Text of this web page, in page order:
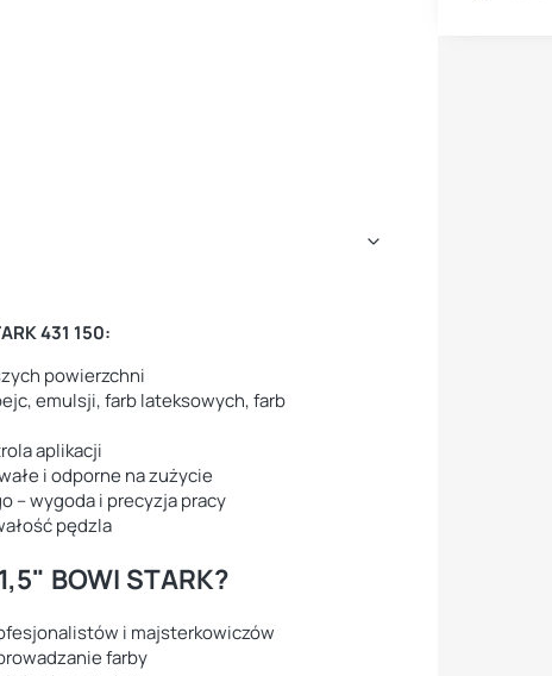
431 150:
powierzchni
emulsji, farb lateksowych, farb
aplikacji
i odporne na zużycie
– wygoda i precyzja pracy
pędzla
BOWI STARK?
i majsterkowiczów
farby